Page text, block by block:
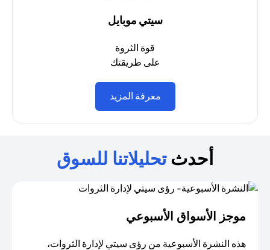
سيتي موبايل
قوة الثروة
على طريقتك
معرفة المزيد
أحدثتحليلاتنا للسوق
موجز الأسواق الأسبوعي
هذه النشرة الأسبوعية من رؤى سيتي لإدارة الثروات،